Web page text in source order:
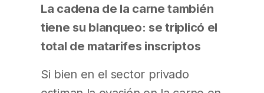
La cadena de la carne también
tiene su blanqueo: se triplicó el
total de matarifes inscriptos
Si bien en el sector privado